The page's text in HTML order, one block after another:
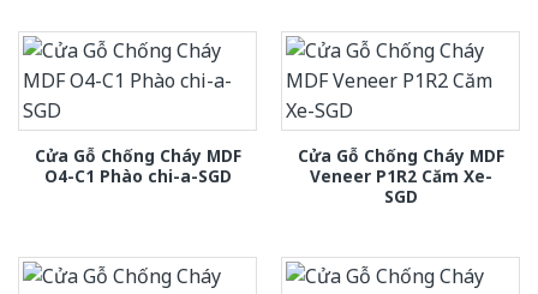
Cửa Gỗ Chống Cháy MDF
O4-C1 Phào chi-a-SGD
Cửa Gỗ Chống Cháy MDF
Veneer P1R2 Căm Xe-
SGD